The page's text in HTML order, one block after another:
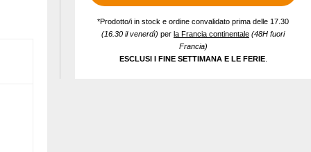
*Prodotto/i in stock e ordine convalidato prima delle 17.30
(16.30 il venerdì) per la Francia continentale (48H fuori
Francia)
ESCLUSI I FINE SETTIMANA E LE FERIE.